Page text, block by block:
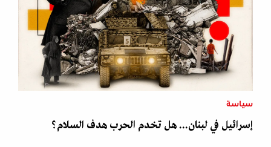
سياسة
إسرائيل في لبنان... هل تخدم الحرب هدف السلام؟